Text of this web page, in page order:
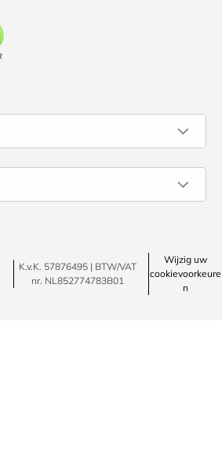
K.v.K. 57876495 | BTW/VAT
nr. NL852774783B01
Wijzig uw
cookievoorkeure
n